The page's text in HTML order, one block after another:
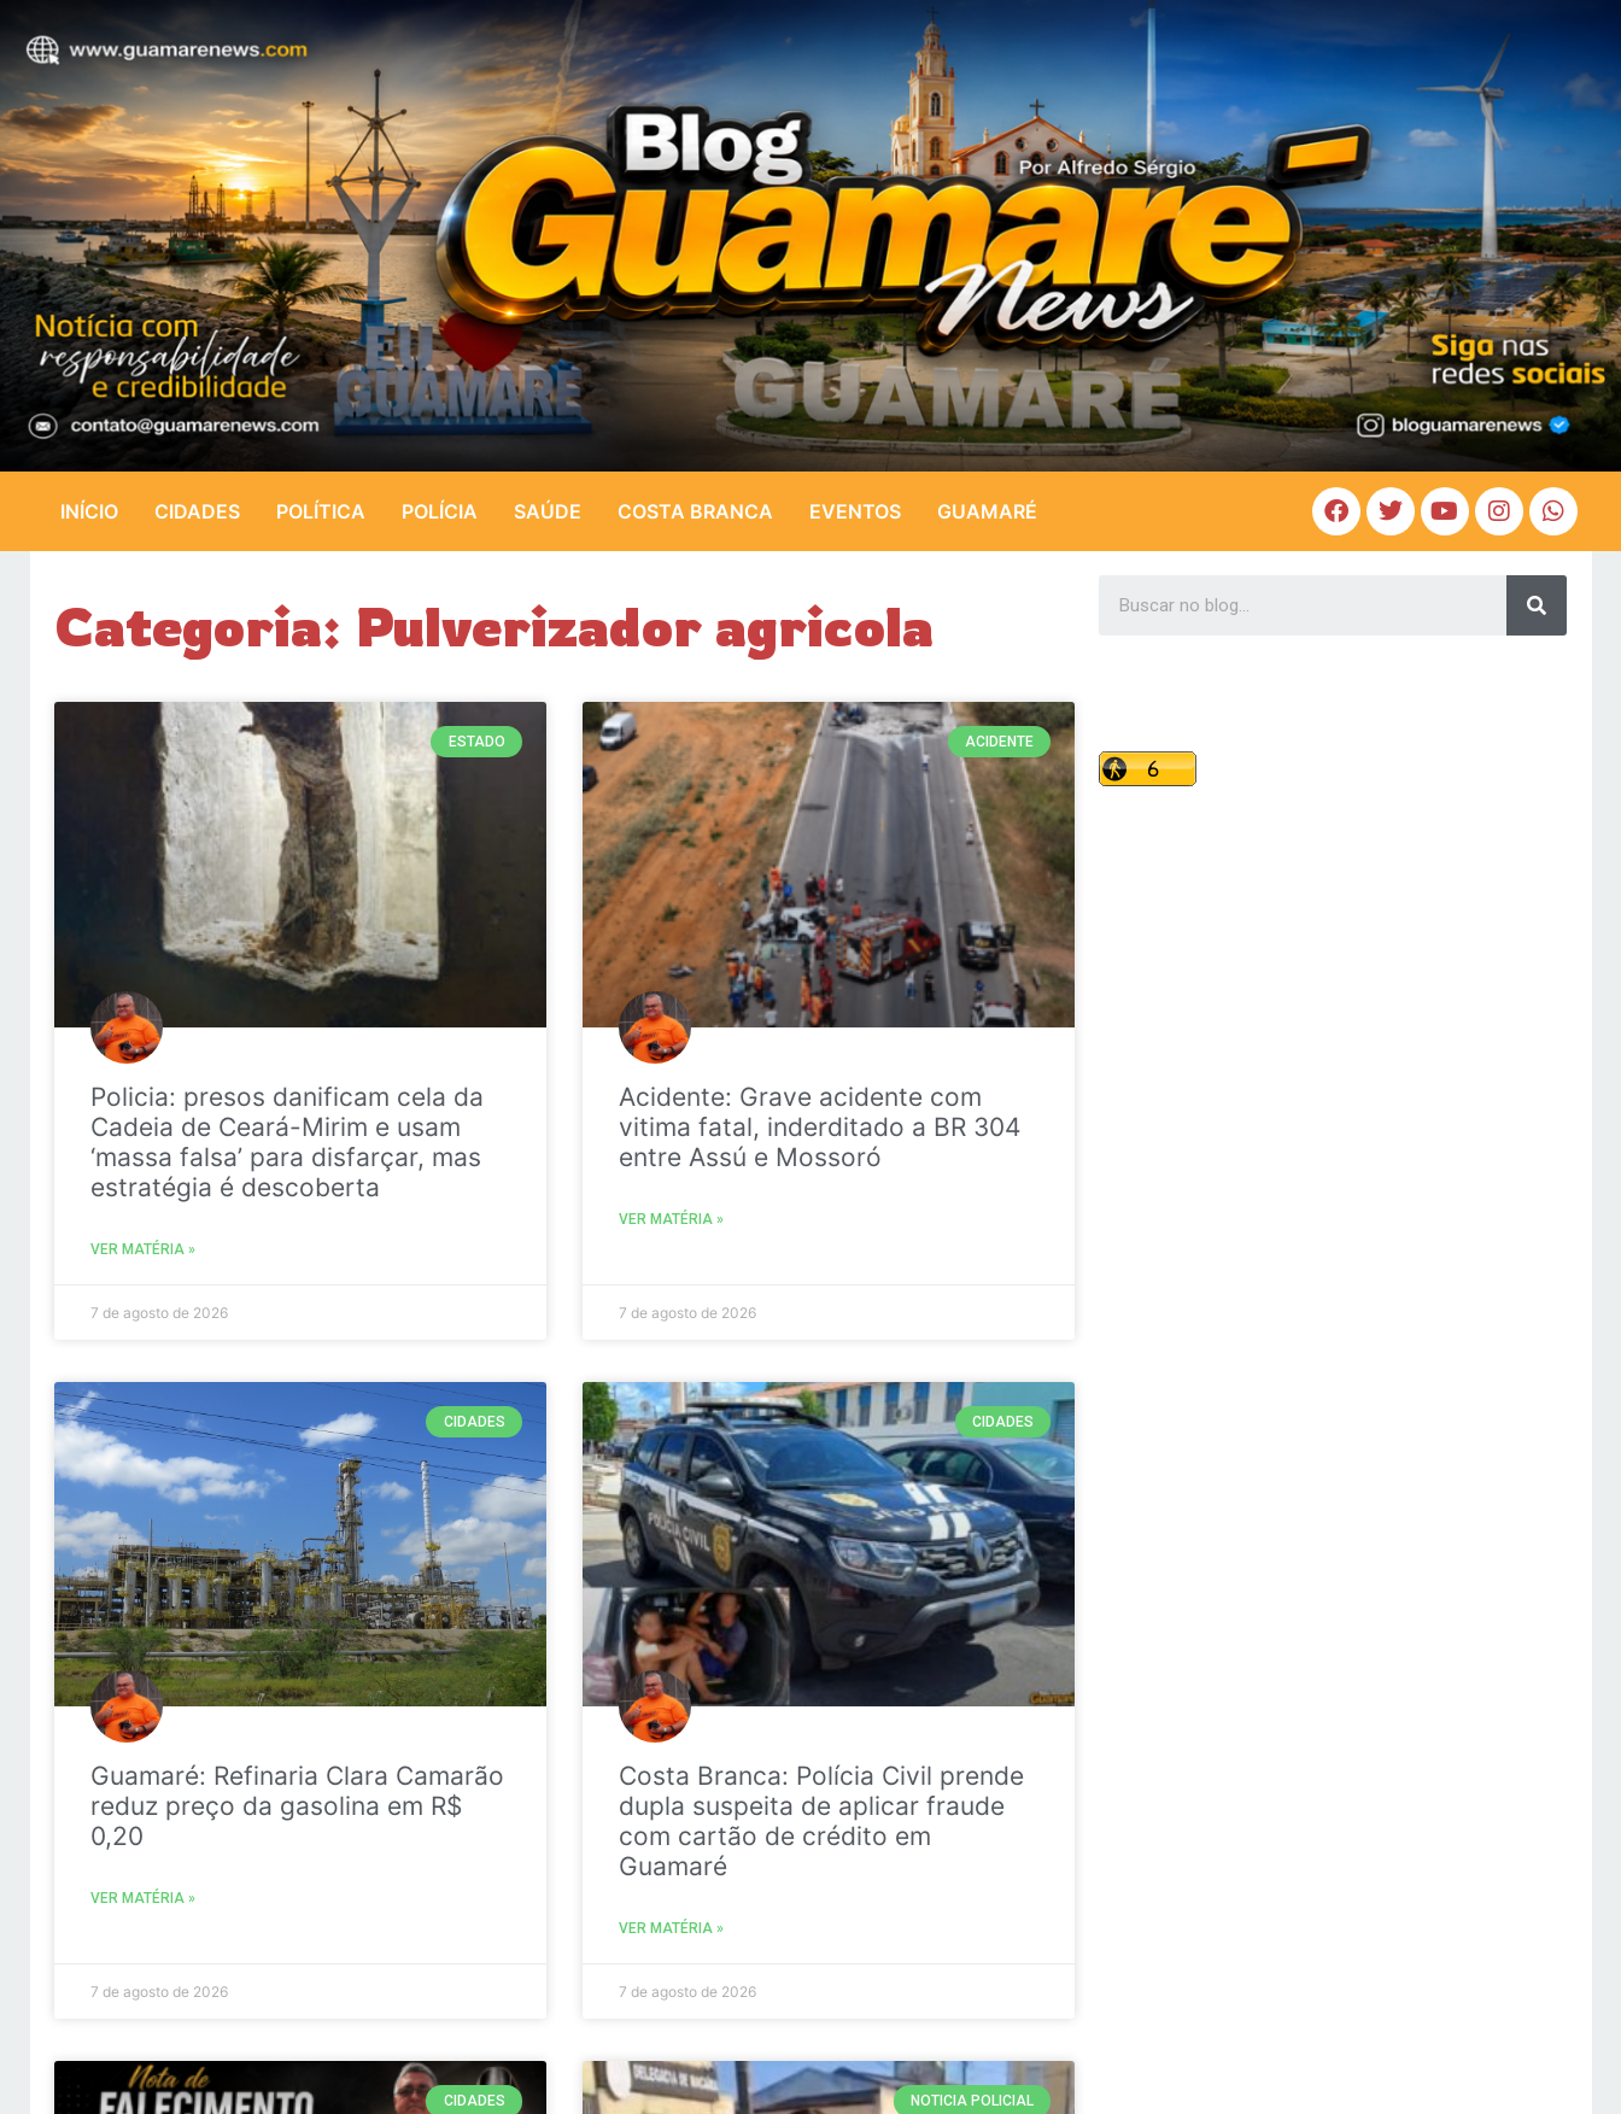
INÍCIO CIDADES POLÍTICA POLÍCIA SAÚDE COSTA BRANCA EVENTOS GUAMARÉ
Categoria: Pulverizador agricola
ESTADO
Policia: presos danificam cela da
Cadeia de Ceará-Mirim e usam
‘massa falsa’ para disfarçar, mas
estratégia é descoberta
VER MATÉRIA »
7 de agosto de 2026
ACIDENTE
Acidente: Grave acidente com
vitima fatal, inderditado a BR 304
entre Assú e Mossoró
VER MATÉRIA »
7 de agosto de 2026
CIDADES
Guamaré: Refinaria Clara Camarão
reduz preço da gasolina em R$
0,20
VER MATÉRIA »
7 de agosto de 2026
CIDADES
Costa Branca: Polícia Civil prende
dupla suspeita de aplicar fraude
com cartão de crédito em
Guamaré
VER MATÉRIA »
7 de agosto de 2026
CIDADES NOTICIA POLICIAL